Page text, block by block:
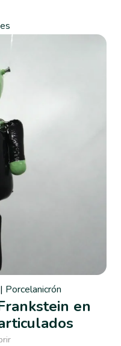
| Porcelanicrón
en